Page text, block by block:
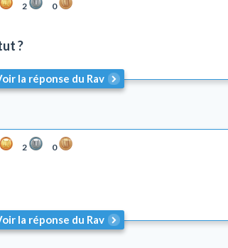
2 0
?
la réponse du Rav
2 0
la réponse du Rav